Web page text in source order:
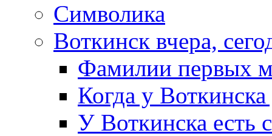
Символика
Воткинск вчера,
Фамилии первых
Когда у
У Воткинска есть